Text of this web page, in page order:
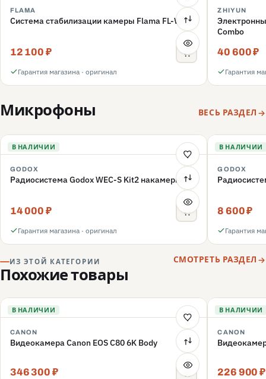
FLAMA
Система стабилизации камеры Flama FL-W01
12 100 ₽
Гарантия магазина · оригинал
ZHIYUN
Combo
40 600 ₽
Гарантия
Микрофоны ВЕСЬ РАЗДЕЛ
В НАЛИЧИИ
GODOX
Радиосистема Godox WEC-S Kit2 накамерная
14 000 ₽
Гарантия магазина · оригинал
В НАЛИЧИИ
GODOX
8 600 ₽
Гарантия
ИЗ ЭТОЙ КАТЕГОРИИ
Похожие товары
СМОТРЕТЬ РАЗДЕЛ
В НАЛИЧИИ
CANON
Видеокамера Canon EOS C80 6K Body
346 300 ₽
В НАЛИЧИИ
CANON
226 900 ₽